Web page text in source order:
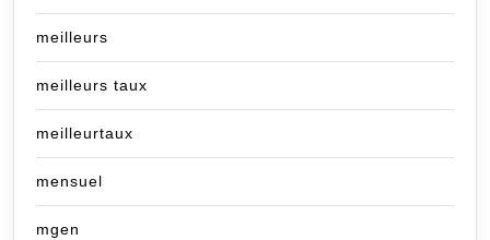
meilleurs
meilleurs taux
meilleurtaux
mensuel
mgen